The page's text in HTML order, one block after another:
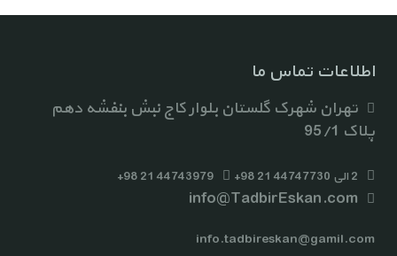
اطلاعات تماس ما
تهران شهرک گلستان بلوار کاج نبش بنفشه دهم
پلاک 95/1
2 الی 44747730 21 98+ 44743979 21 98+
info@TadbirEskan.com
info.tadbireskan@gamil.com